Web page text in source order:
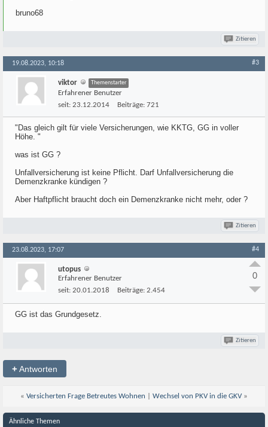
bruno68
Zitieren
19.08.2023, 10:18 #3
viktor Themenstarter
Erfahrener Benutzer
seit: 23.12.2014 Beiträge: 721
"Das gleich gilt für viele Versicherungen, wie KKTG, GG in voller
Höhe. "
was ist GG ?
Unfallversicherung ist keine Pflicht. Darf Unfallversicherung die
Demenzkranke kündigen ?
Aber Haftpflicht braucht doch ein Demenzkranke nicht mehr, oder ?
Zitieren
23.08.2023, 17:07 #4
utopus
Erfahrener Benutzer
seit: 20.01.2018 Beiträge: 2.454
0
GG ist das Grundgesetz.
Zitieren
+Antworten
« Versicherten Frage Betreutes Wohnen Wechsel von PKV in die GKV »
Ähnliche Themen